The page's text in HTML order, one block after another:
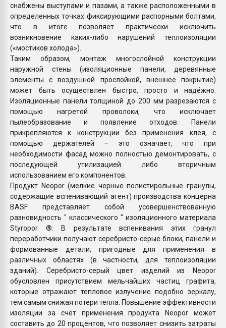
снабжены выступами и пазами, а также расположенными в
определенных точках фиксирующими распорными болтами,
что в итоге позволяет практически исключить
возникновение каких-либо нарушений теплоизоляции
(«мостиков холода»).
Таким образом, монтаж многослойной конструкции
наружной стены (изоляционные панели, деревянные
элементы с воздушной прослойкой, внешнее покрытие)
может быть осуществлен быстро, просто и надёжно.
Изоляционные панели толщиной до 200 мм разрезаются с
помощью нагретой проволоки, что исключает
пылеобразование и появление отходов. Панели
прикрепляются к конструкции без применения клея, с
помощью держателей – это означает, что при
необходимости фасад можно полностью демонтировать, с
последующей утилизацией либо вторичным
использованием его компонентов.
Продукт Neopor (мелкие черные полистирольные гранулы,
содержащие вспенивающий агент) производства концерна
BASF представляет собой усовершенствованную
разновидность " классического " изоляционного материала
Styropor ®. В результате вспенивания этих гранул
переработчики получают серебристо-серые блоки, панели и
формованные детали, пригодные для применения в
различных областях (в частности, для теплоизоляции
зданий). Серебристо-серый цвет изделий из Neopor
обусловлен присутствием мельчайших частиц графита,
которые отражают тепловое излучение подобно зеркалу,
тем самым снижая потери тепла. Повышение эффективности
изоляции за счёт применения продукта Neopor может
составить до 20 процентов, что позволяет снизить затраты